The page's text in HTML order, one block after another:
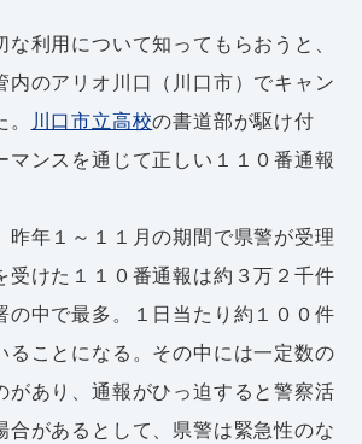
利用について知ってもらおうと、
内のアリオ川口（川口市）でキャン
川口市立高校の書道部が駆け付
マンスを通じて正しい１１０番通報
年１～１１月の期間で県警が受理
受けた１１０番通報は約３万２千件
の中で最多。１日当たり約１００件
ることになる。その中には一定数の
があり、通報がひっ迫すると警察活
合があるとして、県警は緊急性のな